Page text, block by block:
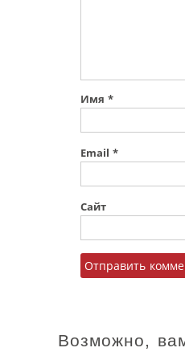
Имя *
Email *
Сайт
Возможно,